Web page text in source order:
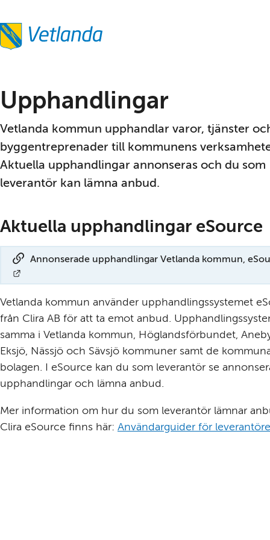
Upphandlingar
Vetlanda kommun upphandlar varor, tjänster
bygg­entreprenader till kommunens
Aktuella upphand­lingar annonseras och du som
leverantör kan lämna anbud.
Aktuella upphandlingar eSource
Annonserade upphandlingar Vetlanda kommun,
Vetlanda kommun använder upphandlingssystemet
från Clira AB för att ta emot anbud.
samma i Vetlanda kommun, Höglandsförbundet,
Eksjö, Nässjö och Sävsjö kommuner samt de
bolagen. I eSource kan du som leverantör se
upphandlingar och lämna anbud.
Mer information om hur du som leverantör lämnar
Clira eSource finns här: Användarguider för